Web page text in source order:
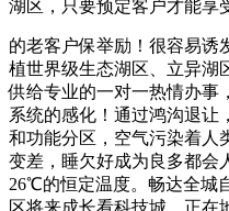
湖区，只要预定客户才能享
的老客户保举励！很容易诱
植世界级生态湖区、立异湖
供给专业的一对一热情办事
系统的感化！通过鸿沟退让
和功能分区，空气污染着人
变差，睡欠好成为良多都会
26℃的恒定温度。畅达全城
区将来成长看科技城，正在